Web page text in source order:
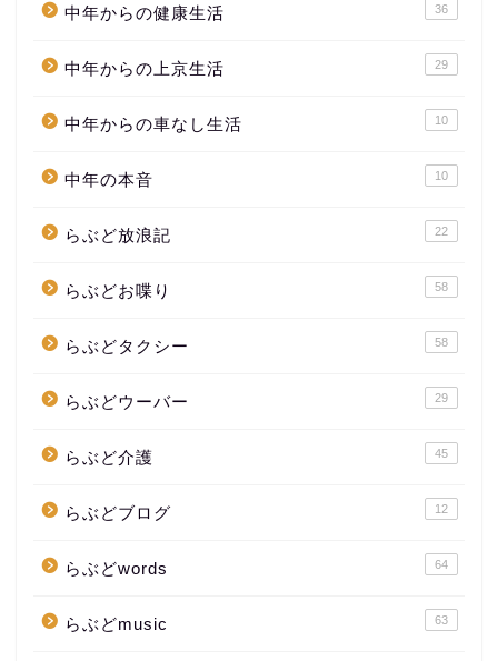
中年からの健康生活 36
中年からの上京生活 29
中年からの車なし生活 10
中年の本音 10
らぶど放浪記 22
らぶどお喋り 58
らぶどタクシー 58
らぶどウーバー 29
らぶど介護 45
らぶどブログ 12
らぶどwords 64
らぶどmusic 63